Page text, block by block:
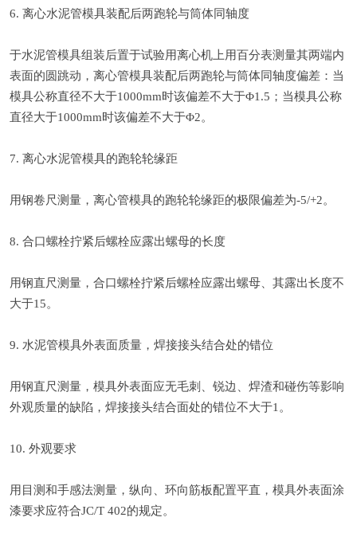
6. 离心水泥管模具装配后两跑轮与筒体同轴度
于水泥管模具组装后置于试验用离心机上用百分表测量其两端内
表面的圆跳动，离心管模具装配后两跑轮与筒体同轴度偏差：当
模具公称直径不大于1000mm时该偏差不大于Φ1.5；当模具公称
直径大于1000mm时该偏差不大于Φ2。
7. 离心水泥管模具的跑轮轮缘距
用钢卷尺测量，离心管模具的跑轮轮缘距的极限偏差为-5/+2。
8. 合口螺栓拧紧后螺栓应露出螺母的长度
用钢直尺测量，合口螺栓拧紧后螺栓应露出螺母、其露出长度不
大于15。
9. 水泥管模具外表面质量，焊接接头结合处的错位
用钢直尺测量，模具外表面应无毛刺、锐边、焊渣和碰伤等影响
外观质量的缺陷，焊接接头结合面处的错位不大于1。
10. 外观要求
用目测和手感法测量，纵向、环向筋板配置平直，模具外表面涂
漆要求应符合JC/T 402的规定。